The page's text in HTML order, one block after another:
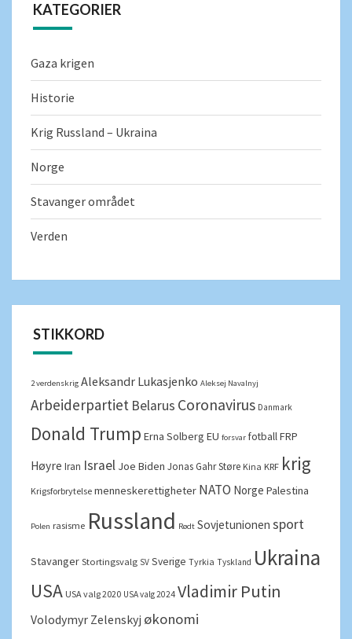
KATEGORIER
Gaza krigen
Historie
Krig Russland – Ukraina
Norge
Stavanger området
Verden
STIKKORD
2 verdenskrig Aleksandr Lukasjenko Aleksej Navalnyj
Arbeiderpartiet Belarus Coronavirus Danmark
Donald Trump Erna Solberg EU forsvar fotballFRP
Høyre Iran Israel Joe Biden Jonas Gahr Støre Kina KRF krig
Krigsforbrytelse menneskerettigheter NATO Norge Palestina
Polen rasisme Russland Rødt Sovjetunionen sport
Stavanger Stortingsvalg SV Sverige Tyrkia Tyskland Ukraina
USA USA valg 2020 USA valg 2024 Vladimir Putin
Volodymyr Zelenskyj økonomi